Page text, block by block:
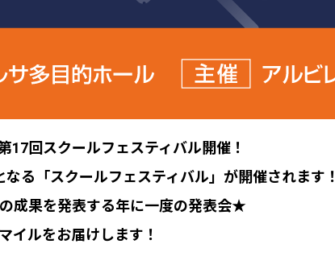
17回スクールフェスティバル開催！
る「スクールフェスティバル」が開催されます！
成果を発表する年に一度の発表会★
イルをお届けします！